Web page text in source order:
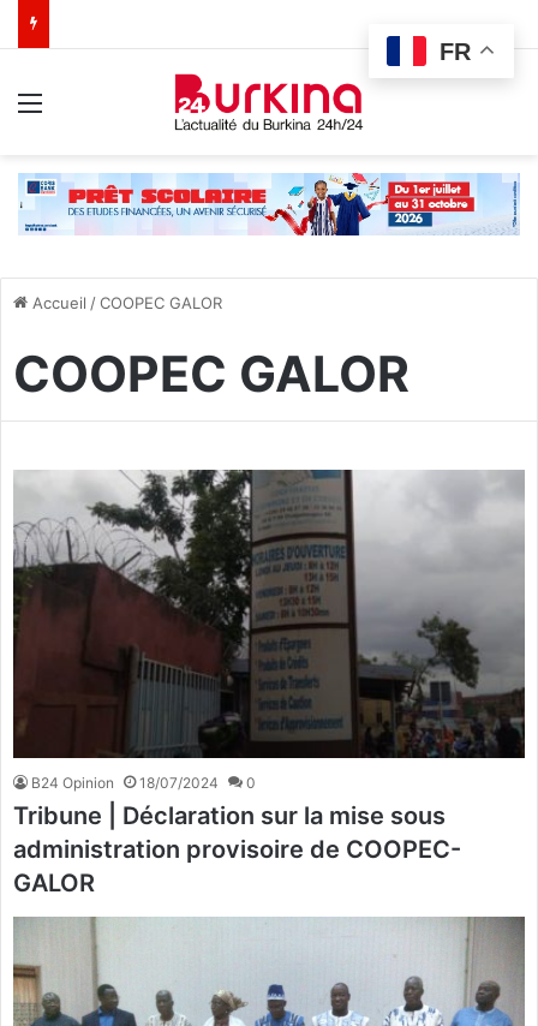
Accueil /COOPEC GALOR
COOPEC GALOR
B24 Opinion 18/07/2024 0
Tribune | Déclaration sur la mise sous
administration provisoire de COOPEC-
GALOR
FR